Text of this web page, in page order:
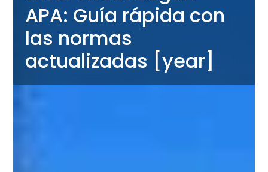
APA: Guía rápida con
las normas
actualizadas [year]